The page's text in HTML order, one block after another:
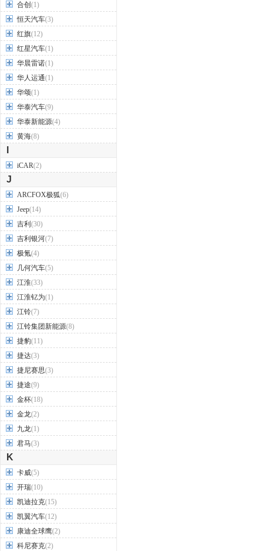
合创 (1)
恒天汽车(3)
红旗(12)
红星汽车(1)
华晨雷诺(1)
华人运通(1)
华颂(1)
华泰汽车(9)
华泰新能源(4)
黄海(8)
iCAR(2)
J
ARCFOX极狐(6)
Jeep(14)
吉利 (30)
吉利银河(7)
极氪(4)
几何汽车(5)
江淮(33)
江淮钇为(1)
江铃(7)
江铃集团新能源(8)
捷豹(11)
捷达(3)
捷尼赛思(3)
捷途(9)
金杯(18)
金龙(2)
九龙(1)
君马(3)
K
卡威(5)
开瑞(10)
凯迪拉克(15)
凯翼汽车(12)
康迪全球鹰(2)
科尼赛克(2)